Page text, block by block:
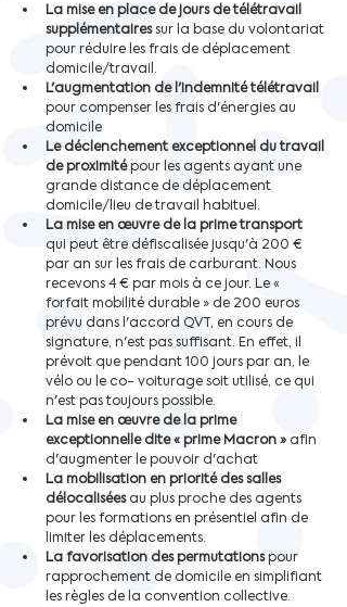
La mise en place de jours de télétravail
supplémentaires sur la base du volontariat
pour réduire les frais de déplacement
domicile/travail.
L'augmentation de l'indemnité télétravail
pour compenser les frais d'énergies au
domicile
Le déclenchement exceptionnel du travail
de proximité pour les agents ayant une
grande distance de déplacement
domicile/lieu de travail habituel.
La mise en œuvre de la prime transport
qui peut être défiscalisée jusqu'à 200 €
par an sur les frais de carburant. Nous
recevons 4 € par mois à ce jour. Le «
forfait mobilité durable » de 200 euros
prévu dans l'accord QVT, en cours de
signature, n'est pas suffisant. En effet, il
prévoit que pendant 100 jours par an, le
vélo ou le co- voiturage soit utilisé, ce qui
n'est pas toujours possible.
La mise en œuvre de la prime
exceptionnelle dite « prime Macron » afin
d'augmenter le pouvoir d'achat
La mobilisation en priorité des salles
délocalisées au plus proche des agents
pour les formations en présentiel afin de
limiter les déplacements.
La favorisation des permutations pour
rapprochement de domicile en simplifiant
les règles de la convention collective.